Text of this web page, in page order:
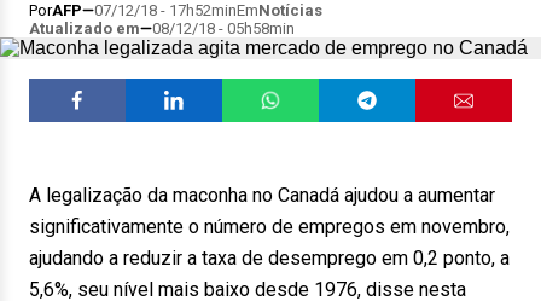
PorAFP 07/12/18 - 17h52minEmNotícias
Atualizado em
08/12/18 - 05h58min
A legalização da maconha no Canadá ajudou a aumentar
significativamente o número de empregos em novembro,
ajudando a reduzir a taxa de desemprego em 0,2 ponto, a
5,6%, seu nível mais baixo desde 1976, disse nesta